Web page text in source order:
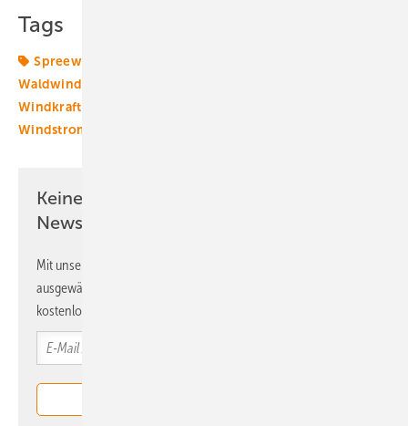
Tags
Spreewind
Waldwindparks
Windkraft
Windstromvermarktung
Keine Zeit? Kein Problem mit dem ERE
Newsletter!
Mit unserem Newsletter erhalten Sie regelmäßig von uns
ausgewählte Informationen und Neuigkeiten, gebündelt und
kostenlos direkt ins Postfach.